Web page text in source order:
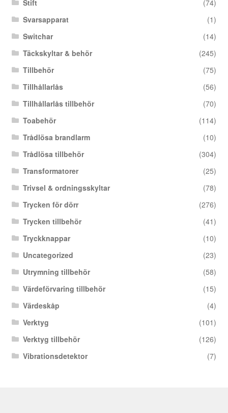
Stift
(74)
Svarsapparat
(1)
Switchar
(14)
Täckskyltar & behör
(245)
Tillbehör
(75)
Tillhållarlås
(56)
Tillhållarlås tillbehör
(70)
Toabehör
(114)
Trådlösa brandlarm
(10)
Trådlösa tillbehör
(304)
Transformatorer
(25)
Trivsel & ordningsskyltar
(78)
Trycken för dörr
(276)
Trycken tillbehör
(41)
Tryckknappar
(10)
Uncategorized
(23)
Utrymning tillbehör
(58)
Värdeförvaring tillbehör
(15)
Värdeskåp
(4)
Verktyg
(101)
Verktyg tillbehör
(126)
Vibrationsdetektor
(7)